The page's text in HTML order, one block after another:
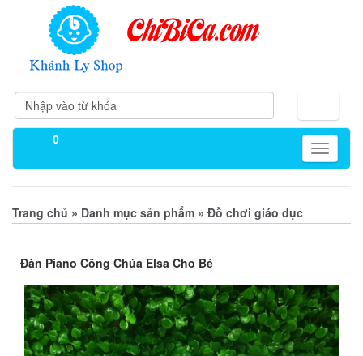
Toggle
0
Trang chủ » Danh mục sản phẩm » Đồ chơi giáo dục
Đàn Piano Công Chúa Elsa Cho Bé